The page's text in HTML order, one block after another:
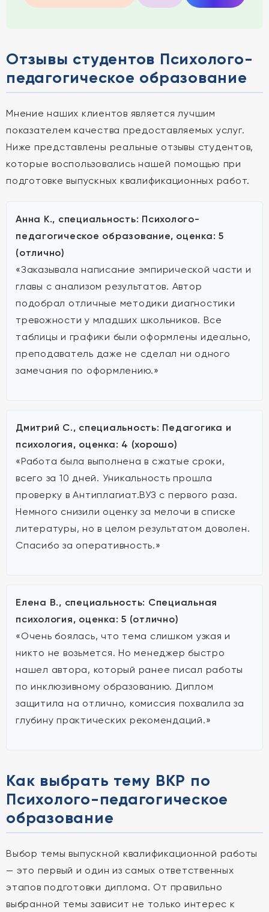
Отзывы студентов Психолого-
педагогическое образование
Мнение наших клиентов является лучшим
показателем качества предоставляемых услуг.
Ниже представлены реальные отзывы студентов,
которые воспользовались нашей помощью при
подготовке выпускных квалификационных работ.
Анна К., специальность: Психолого-
педагогическое образование, оценка: 5
(отлично)
«Заказывала написание эмпирической части и
главы с анализом результатов. Автор
подобрал отличные методики диагностики
тревожности у младших школьников. Все
таблицы и графики были оформлены идеально,
преподаватель даже не сделал ни одного
замечания по оформлению.»
Дмитрий С., специальность: Педагогика и
психология, оценка: 4 (хорошо)
«Работа была выполнена в сжатые сроки,
всего за 10 дней. Уникальность прошла
проверку в Антиплагиат.ВУЗ с первого раза.
Немного снизили оценку за мелочи в списке
литературы, но в целом результатом доволен.
Спасибо за оперативность.»
Елена В., специальность: Специальная
психология, оценка: 5 (отлично)
«Очень боялась, что тема слишком узкая и
никто не возьмется. Но менеджер быстро
нашел автора, который ранее писал работы
по инклюзивному образованию. Диплом
защитила на отлично, комиссия похвалила за
глубину практических рекомендаций.»
Как выбрать тему ВКР по
Психолого-педагогическое
образование
Выбор темы выпускной квалификационной работы
— это первый и один из самых ответственных
этапов подготовки диплома. От правильно
выбранной темы зависит не только интерес к